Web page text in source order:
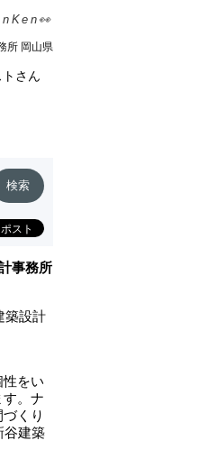
所 岡山県
さん
事務所
築設計
をい
。ナ
くり
谷建築